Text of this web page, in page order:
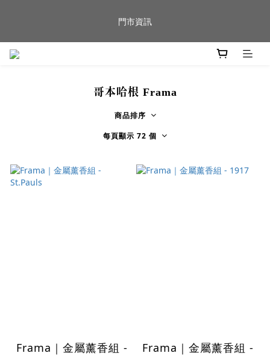
群門市展示中✨
門市資訊
新品到貨｜日本燈具品牌 Ambientec 年度新品 Barcarolle 臺中樂
群門市展示中✨
哥本哈根 Frama
商品排序
每頁顯示 72 個
Frama｜金屬薰香組 -
Frama｜金屬薰香組 -